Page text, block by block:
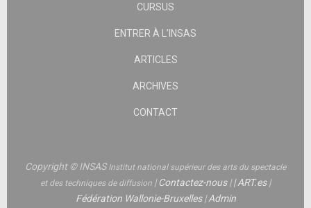
CURSUS
ENTRER À L’INSAS
ARTICLES
ARCHIVES
CONTACT
Copyright © INSASInstitut national supérieur des arts du spectacle
et des techniques de diffusion |Contactez-nous||ART.es|
Fédération Wallonie-Bruxelles|Admin